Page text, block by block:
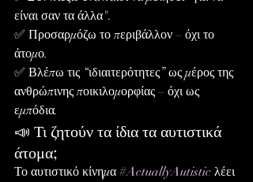
είναι σαν τα άλλα".
✅ Προσαρμόζω το περιβάλλον – όχι το
άτομο.
✅ Βλέπω τις “ιδιαιτερότητες” ως μέρος της
ανθρώπινης ποικιλομορφίας – όχι ως
εμπόδια.
📣 Τι ζητούν τα ίδια τα αυτιστικά
άτομα;
Το αυτιστικό κίνημα #ActuallyAutistic λέει